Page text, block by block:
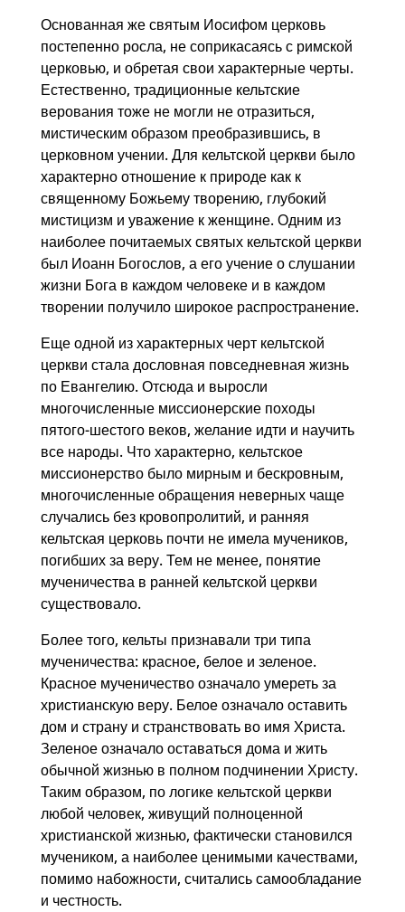
Основанная же святым Иосифом церковь
постепенно росла, не соприкасаясь с римской
церковью, и обретая свои характерные черты.
Естественно, традиционные кельтские
верования тоже не могли не отразиться,
мистическим образом преобразившись, в
церковном учении. Для кельтской церкви было
характерно отношение к природе как к
священному Божьему творению, глубокий
мистицизм и уважение к женщине. Одним из
наиболее почитаемых святых кельтской церкви
был Иоанн Богослов, а его учение о слушании
жизни Бога в каждом человеке и в каждом
творении получило широкое распространение.
Еще одной из характерных черт кельтской
церкви стала дословная повседневная жизнь
по Евангелию. Отсюда и выросли
многочисленные миссионерские походы
пятого-шестого веков, желание идти и научить
все народы. Что характерно, кельтское
миссионерство было мирным и бескровным,
многочисленные обращения неверных чаще
случались без кровопролитий, и ранняя
кельтская церковь почти не имела мучеников,
погибших за веру. Тем не менее, понятие
мученичества в ранней кельтской церкви
существовало.
Более того, кельты признавали три типа
мученичества: красное, белое и зеленое.
Красное мученичество означало умереть за
христианскую веру. Белое означало оставить
дом и страну и странствовать во имя Христа.
Зеленое означало оставаться дома и жить
обычной жизнью в полном подчинении Христу.
Таким образом, по логике кельтской церкви
любой человек, живущий полноценной
христианской жизнью, фактически становился
мучеником, а наиболее ценимыми качествами,
помимо набожности, считались самообладание
и честность.